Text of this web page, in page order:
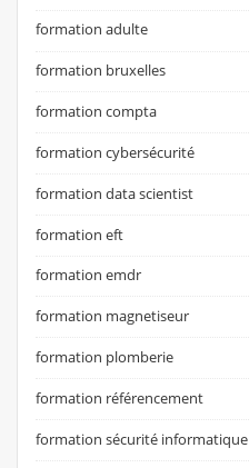
formation adulte
formation bruxelles
formation compta
formation cybersécurité
formation data scientist
formation eft
formation emdr
formation magnetiseur
formation plomberie
formation référencement
formation sécurité informatique